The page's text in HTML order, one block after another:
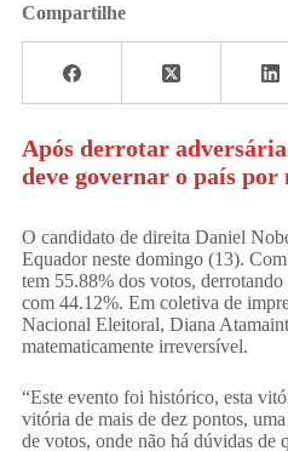
Compartilhe
Após derrotar
deve governar o país
O candidato de direita Daniel
Equador neste domingo (13).
tem 55.88% dos votos,
com 44.12%. Em coletiva de
Nacional Eleitoral, Diana
matematicamente irreversível.
“Este evento foi histórico, esta
vitória de mais de dez pontos,
de votos, onde não há dúvidas de